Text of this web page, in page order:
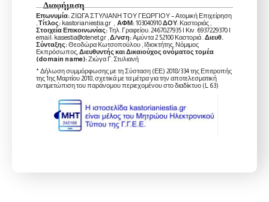
Διαφήμιση
Επωνυμία:ΖΙΩΓΑ ΣΤΥΛΙΑΝΗ ΤΟΥ ΓΕΩΡΓΙΟΥ – Ατομική Επιχείρηση
Τίτλος: kastorianiestia.gr , ΑΦΜ:103040910ΔΟΥ: Καστοριάς ,
Στοιχεία Επικοινωνίας:Τηλ. Γραφείου: 2467027935 | Κιν. 6937229370 |
email: kasestia@otenet.gr , Δ/νση:Αμύντα 2 52100 Καστοριά . Διευθ.
Σύνταξης:Θεοδώρα Κωτσοπούλου , Ιδιοκτήτης, Νόμιμος
Εκπρόσωπος, Διευθυντής και Δικαιούχος ονόματος τομέα
(domain name):Ζιώγα Γ. Στυλιανή
* Δήλωση συμμόρφωσης με τη Σύσταση (ΕΕ) 2018/334 της Επιτροπής
της 1ης Μαρτίου 2018, σχετικά με τα μέτρα για την αποτελεσματική
αντιμετώπιση του παράνομου περιεχομένου στο διαδίκτυο (L 63)